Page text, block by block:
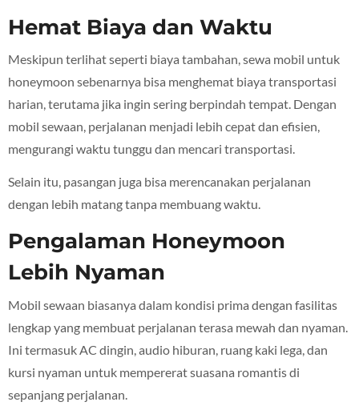
Hemat Biaya dan Waktu
Meskipun terlihat seperti biaya tambahan, sewa mobil untuk
honeymoon sebenarnya bisa menghemat biaya transportasi
harian, terutama jika ingin sering berpindah tempat. Dengan
mobil sewaan, perjalanan menjadi lebih cepat dan efisien,
mengurangi waktu tunggu dan mencari transportasi.
Selain itu, pasangan juga bisa merencanakan perjalanan
dengan lebih matang tanpa membuang waktu.
Pengalaman Honeymoon
Lebih Nyaman
Mobil sewaan biasanya dalam kondisi prima dengan fasilitas
lengkap yang membuat perjalanan terasa mewah dan nyaman.
Ini termasuk AC dingin, audio hiburan, ruang kaki lega, dan
kursi nyaman untuk mempererat suasana romantis di
sepanjang perjalanan.